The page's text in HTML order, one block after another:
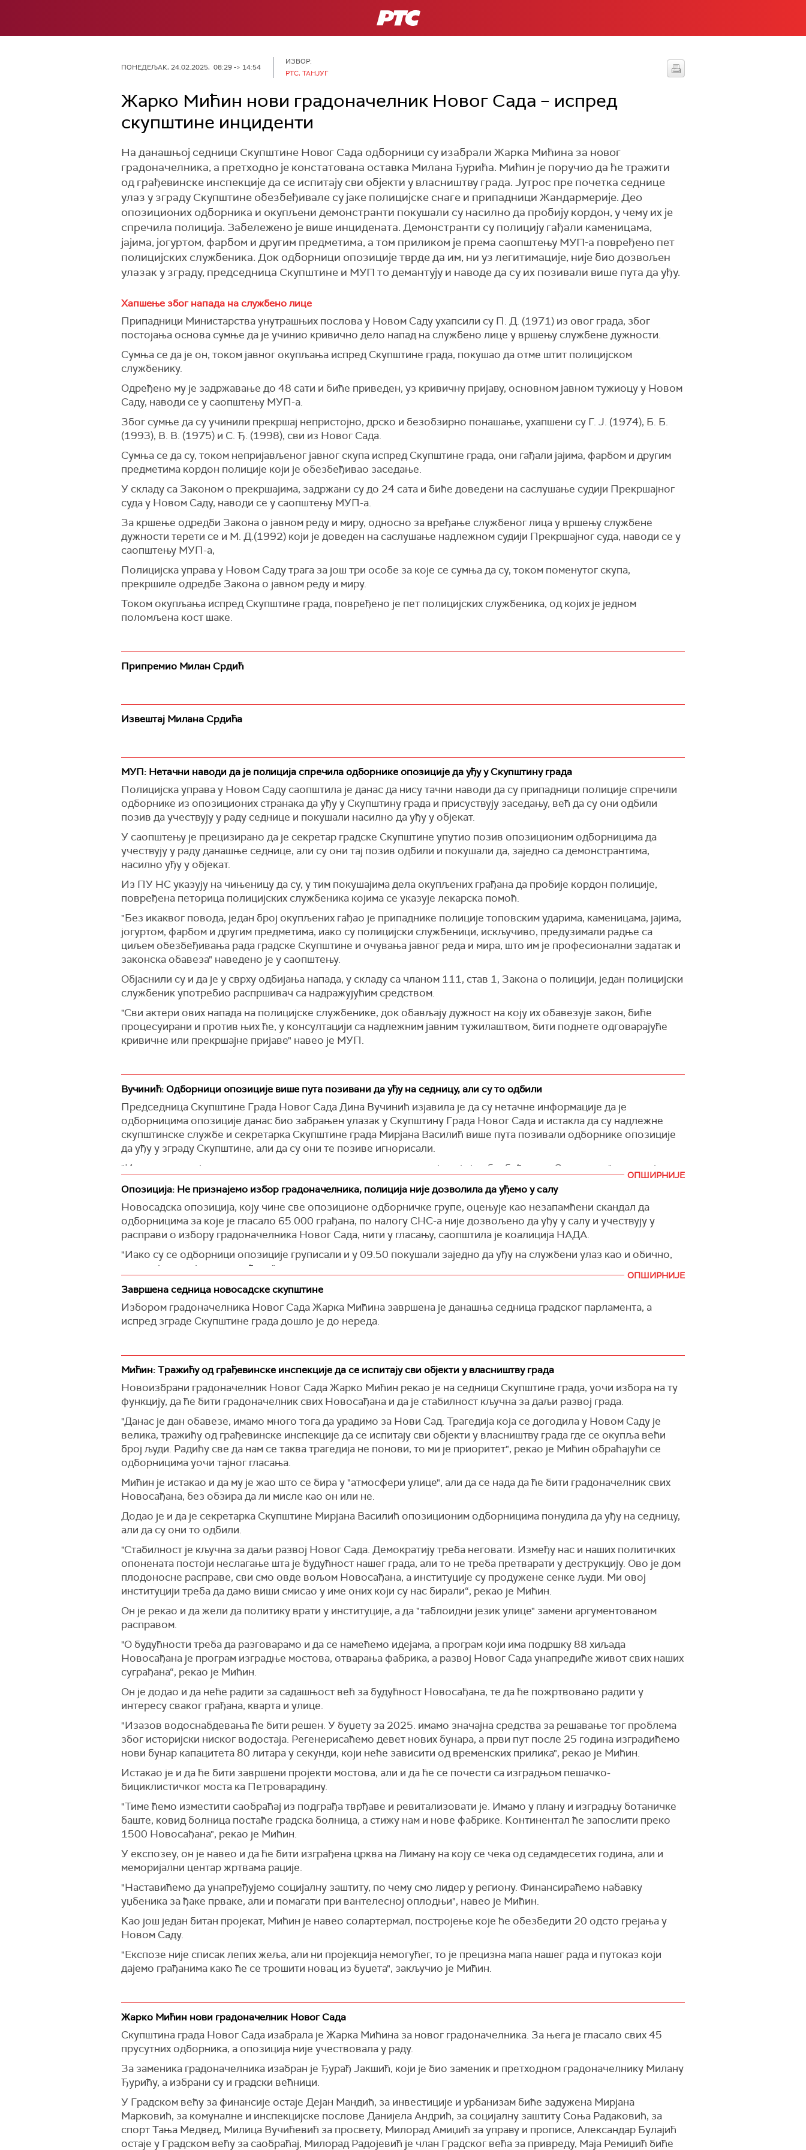
РТС
ПОНЕДЕЉАК, 24.02.2025, 08:29 -> 14:54
ИЗВОР:
РТС, ТАНЈУГ
Жарко Мићин нови градоначелник Новог Сада – испред
скупштине инциденти
На данашњој седници Скупштине Новог Сада одборници су изабрали Жарка Мићина за новог
градоначелника, а претходно је констатована оставка Милана Ђурића. Мићин је поручио да ће тражити
од грађевинске инспекције да се испитају сви објекти у власништву града. Јутрос пре почетка седнице
улаз у зграду Скупштине обезбеђивале су јаке полицијске снаге и припадници Жандармерије. Део
опозиционих одборника и окупљени демонстранти покушали су насилно да пробију кордон, у чему их је
спречила полиција. Забележено је више инцидената. Демонстранти су полицију гађали каменицама,
јајима, јогуртом, фарбом и другим предметима, а том приликом је према саопштењу МУП-а повређено пет
полицијских службеника. Док одборници опозиције тврде да им, ни уз легитимације, није био дозвољен
улазак у зграду, председница Скупштине и МУП то демантују и наводе да су их позивали више пута да уђу.
Хапшење због напада на службено лице
Припадници Министарства унутрашњих послова у Новом Саду ухапсили су П. Д. (1971) из овог града, због
постојања основа сумње да је учинио кривично дело напад на службено лице у вршењу службене дужности.
Сумња се да је он, током јавног окупљања испред Скупштине града, покушао да отме штит полицијском
службенику.
Одређено му је задржавање до 48 сати и биће приведен, уз кривичну пријаву, основном јавном тужиоцу у Новом
Саду, наводи се у саопштењу МУП-а.
Због сумње да су учинили прекршај непристојно, дрско и безобзирно понашање, ухапшени су Г. Ј. (1974), Б. Б.
(1993), В. В. (1975) и С. Ђ. (1998), сви из Новог Сада.
Сумња се да су, током непријављеног јавног скупа испред Скупштине града, они гађали јајима, фарбом и другим
предметима кордон полиције који је обезбеђивао заседање.
У складу са Законом о прекршајима, задржани су до 24 сата и биће доведени на саслушање судији Прекршајног
суда у Новом Саду, наводи се у саопштењу МУП-а.
За кршење одредби Закона о јавном реду и миру, односно за вређање службеног лица у вршењу службене
дужности терети се и М. Д.(1992) који је доведен на саслушање надлежном судији Прекршајног суда, наводи се у
саопштењу МУП-а,
Полицијска управа у Новом Саду трага за још три особе за које се сумња да су, током поменутог скупа,
прекршиле одредбе Закона о јавном реду и миру.
Током окупљања испред Скупштине града, повређено је пет полицијских службеника, од којих је једном
поломљена кост шаке.
Припремио Милан Срдић
Извештај Милана Срдића
МУП: Нетачни наводи да је полиција спречила одборнике опозиције да уђу у Скупштину града
Полицијска управа у Новом Саду саопштила је данас да нису тачни наводи да су припадници полиције спречили
одборнике из опозиционих странака да уђу у Скупштину града и присуствују заседању, већ да су они одбили
позив да учествују у раду седнице и покушали насилно да уђу у објекат.
У саопштењу је прецизирано да је секретар градске Скупштине упутио позив опозиционим одборницима да
учествују у раду данашње седнице, али су они тај позив одбили и покушали да, заједно са демонстрантима,
насилно уђу у објекат.
Из ПУ НС указују на чињеницу да су, у тим покушајима дела окупљених грађана да пробије кордон полиције,
повређена петорица полицијских службеника којима се указује лекарска помоћ.
"Без икаквог повода, један број окупљених гађао је припаднике полиције топовским ударима, каменицама, јајима,
јогуртом, фарбом и другим предметима, иако су полицијски службеници, искључиво, предузимали радње са
циљем обезбеђивања рада градске Скупштине и очувања јавног реда и мира, што им је професионални задатак и
законска обавеза" наведено је у саопштењу.
Објаснили су и да је у сврху одбијања напада, у складу са чланом 111, став 1, Закона о полицији, један полицијски
службеник употребио распршивач са надражујућим средством.
"Сви актери ових напада на полицијске службенике, док обављају дужност на коју их обавезује закон, биће
процесуирани и против њих ће, у консултацији са надлежним јавним тужилаштвом, бити поднете одговарајуће
кривичне или прекршајне пријаве" навео је МУП.
Вучинић: Одборници опозиције више пута позивани да уђу на седницу, али су то одбили
Председница Скупштине Града Новог Сада Дина Вучинић изјавила је да су нетачне информације да је
одборницима опозиције данас био забрањен улазак у Скупштину Града Новог Сада и истакла да су надлежне
скупштинске службе и секретарка Скупштине града Мирјана Василић више пута позивали одборнике опозиције
да уђу у зграду Скупштине, али да су они те позиве игнорисали.
"Исти позив им је више пута упутио надлежни командир полиције која је обезбеђивала Скупштину", навела је
Вучинићева је истакла да потврда о томе постоји на снимку који је доступан на друштвеним мрежама и сајтовима
готово свих медија, а да су информацију да опозициони одборници нису хтели да уђу потврдили на својим
друштвеним мрежама и њима блиски новинари.
Она је додала да су и сви припадници скупштинског обезбеђења и припадници полиције били у раним јутарњим
сатима обавештени да свим лицима која покажу одборничку легитимацију омогуће несметан улазак у Скупштину
града.
"На исти начин како су ушли одборници владајуће већине, могли су да уђу и одборници опозиције. Али, уместо да
уђу и учествују у раду седнице на којој је биран градоначелник Новог Сада, одлучили су да остану на улици
заједно са грађанима који протестују", навела је Вучинићева.
ушли на седницу.
Опозициони одборници тврде да им није било дозвољено да уђу на седницу Скупштине, али на снимку који су
објавили медији види се да секретарка Скупштине града Новог Сада Мирјана Василић позива одборнике
опозиције да уђу у салу са легитимацијама.
Жарко Мићин, који је на данашњој седници изабран за градоначелника, такође је у свом експозеу рекао да је
Василић опозиционим одборницима понудила да уђу на седницу, али да су они то одбили.
Представници опозиције и њихове присталице су, пре него што их је Жандармерија потиснула су улаза, покушали
насилно да уђу у зграду Скупштине Новог Сада, гурајући припаднике полиције и гађајући их јајима, јогуртом,
црвеном фарбом и тоалет папиром.
ОПШИРНИЈЕ
Опозиција: Не признајемо избор градоначелника, полиција није дозволила да уђемо у салу
Новосадска опозиција, коју чине све опозиционе одборничке групе, оцењује као незапамћени скандал да
одборницима за које је гласало 65.000 грађана, по налогу СНС-а није дозвољено да уђу у салу и учествују у
расправи о избору градоначелника Новог Сада, нити у гласању, саопштила је коалиција НАДА.
"Иако су се одборници опозиције груписали и у 09.50 покушали заједно да уђу на службени улаз као и обично,
полиција им није то омогућила", наводи се у саопштењу.
Сачекао их је, истичу, кордон који им није дозволио да прођу у салу, иако су држали у рукама одборничке
легитимације.
Новосадска опозиција, поручује се у саопштењу, не признаје избор градоначелника.
полиције изабран за градоначелника и противно већинској вољи грађана", закључује опозиција.
ОПШИРНИЈЕ
Завршена седница новосадске скупштине
Избором градоначелника Новог Сада Жарка Мићина завршена је данашња седница градског парламента, а
испред зграде Скупштине града дошло је до нереда.
Мићин: Тражићу од грађевинске инспекције да се испитају сви објекти у власништву града
Новоизбрани градоначелник Новог Сада Жарко Мићин рекао је на седници Скупштине града, уочи избора на ту
функцију, да ће бити градоначелник свих Новосађана и да је стабилност кључна за даљи развој града.
"Данас је дан обавезе, имамо много тога да урадимо за Нови Сад. Трагедија која се догодила у Новом Саду је
велика, тражићу од грађевинске инспекције да се испитају сви објекти у власништву града где се окупља већи
број људи. Радићу све да нам се таква трагедија не понови, то ми је приоритет", рекао је Мићин обраћајући се
одборницима уочи тајног гласања.
Мићин је истакао и да му је жао што се бира у "атмосфери улице", али да се нада да ће бити градоначелник свих
Новосађана, без обзира да ли мисле као он или не.
Додао је и да је секретарка Скупштине Мирјана Василић опозиционим одборницима понудила да уђу на седницу,
али да су они то одбили.
"Стабилност је кључна за даљи развој Новог Сада. Демократију треба неговати. Између нас и наших политичких
опонената постоји неслагање шта је будућност нашег града, али то не треба претварати у деструкцију. Ово је дом
плодоносне расправе, сви смо овде вољом Новосађана, а институције су продужене сенке људи. Ми овој
институцији треба да дамо виши смисао у име оних који су нас бирали“, рекао је Мићин.
Он је рекао и да жели да политику врати у институције, а да "таблоидни језик улице" замени аргументованом
расправом.
"О будућности треба да разговарамо и да се намећемо идејама, а програм који има подршку 88 хиљада
Новосађана је програм изградње мостова, отварања фабрика, а развој Новог Сада унапредиће живот свих наших
суграђана“, рекао је Мићин.
Он је додао и да неће радити за садашњост већ за будућност Новосађана, те да ће пожртвовано радити у
интересу сваког грађана, кварта и улице.
"Изазов водоснабдевања ће бити решен. У буџету за 2025. имамо значајна средства за решавање тог проблема
због историјски ниског водостаја. Регенерисаћемо девет нових бунара, а први пут после 25 година изградићемо
нови бунар капацитета 80 литара у секунди, који неће зависити од временских прилика", рекао је Мићин.
Истакао је и да ће бити завршени пројекти мостова, али и да ће се почести са изградњом пешачко-
бициклистичког моста ка Петроварадину.
"Тиме ћемо изместити саобраћај из подграђа тврђаве и ревитализовати је. Имамо у плану и изградњу ботаничке
баште, ковид болница постаће градска болница, а стижу нам и нове фабрике. Континентал ће запослити преко
1500 Новосађана", рекао је Мићин.
У експозеу, он је навео и да ће бити изграђена црква на Лиману на коју се чека од седамдесетих година, али и
меморијални центар жртвама рације.
"Наставићемо да унапређујемо социјалну заштиту, по чему смо лидер у региону. Финансираћемо набавку
уџбеника за ђаке прваке, али и помагати при вантелесној оплодњи", навео је Мићин.
Као још један битан пројекат, Мићин је навео солартермал, постројење које ће обезбедити 20 одсто грејања у
Новом Саду.
"Експозе није списак лепих жеља, али ни пројекција немогућег, то је прецизна мапа нашег рада и путоказ који
дајемо грађанима како ће се трошити новац из буџета", закључио је Мићин.
Жарко Мићин нови градоначелник Новог Сада
Скупштина града Новог Сада изабрала је Жарка Мићина за новог градоначелника. За њега је гласало свих 45
прусутних одборника, а опозиција није учествовала у раду.
За заменика градоначелника изабран је Ђурађ Јакшић, који је био заменик и претходном градоначелнику Милану
Ђурићу, а избрани су и градски већници.
У Градском већу за финансије остаје Дејан Мандић, за инвестиције и урбанизам биће задужена Мирјана
Марковић, за комуналне и инспекцијске послове Данијела Андрић, за социјалну заштиту Соња Радаковић, за
спорт Тања Медвед, Милица Вучићевић за просвету, Милорад Амиџић за управу и прописе, Александар Булајић
остаје у Градском већу за саобраћај, Милорад Радојевић је члан Градског већа за привреду, Маја Ремиџић биће